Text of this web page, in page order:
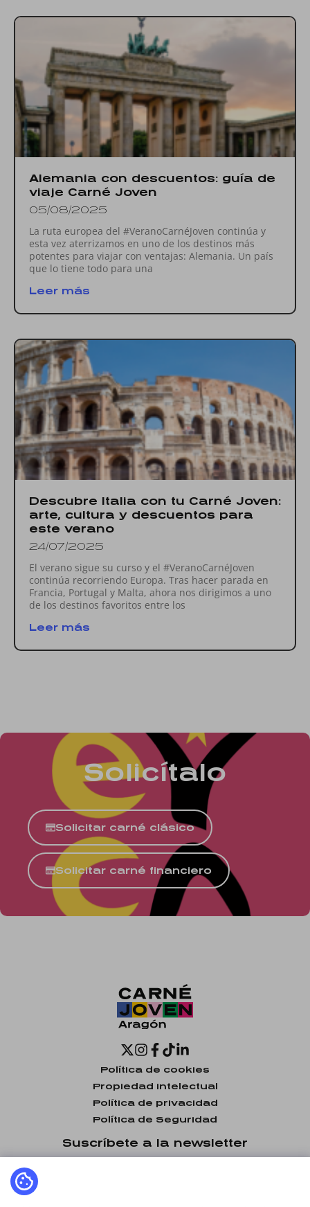
Alemania con descuentos: guía de
viaje Carné Joven
05/08/2025
La ruta europea del #VeranoCarnéJoven continúa y
esta vez aterrizamos en uno de los destinos más
potentes para viajar con ventajas: Alemania. Un país
que lo tiene todo para una
Leer más
Descubre Italia con tu Carné Joven:
arte, cultura y descuentos para
este verano
24/07/2025
El verano sigue su curso y el #VeranoCarnéJoven
continúa recorriendo Europa. Tras hacer parada en
Francia, Portugal y Malta, ahora nos dirigimos a uno
de los destinos favoritos entre los
Leer más
Solicítalo
Solicitar carné clásico
Solicitar carné financiero
Política de cookies
Propiedad intelectual
Política de privacidad
Política de Seguridad
Suscríbete a la newsletter